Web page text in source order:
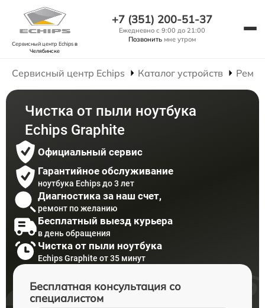
Сервисный центр Echipsв
Челябинске
+7 (351) 200-51-37
Ежедневно с 9:00 до 21:00
Позвонить мне утром
Сервисный центр Echips Каталог устройств
Чистка от пыли ноутбука
Echips Graphite
Официальный сервис
Гарантийное обслуживание
ноутбука Echips до 3 лет
Диагностика за наш счет,
ремонт по желанию
Бесплатный выезд курьера
в день обращения
Чистка от пыли ноутбука
Echips Graphite от 35 минут
Бесплатная консультация со
специалистом